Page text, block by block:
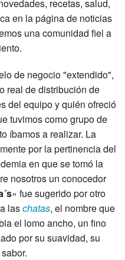
recetas, salud,
en la página de noticias
una comunidad fiel a
de negocio "extendido",
real de distribución de
del equipo y quién ofreció
tuvimos como grupo de
íbamos a realizar. La
por la pertinencia del
en que se tomó la
nosotros un conocedor
» fue sugerido por otro
laschatas, el nombre que
el lomo ancho, un fino
por su suavidad, su